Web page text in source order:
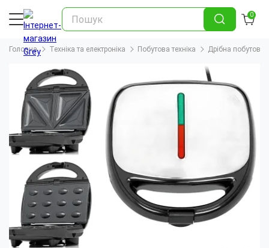
0
Головна Техніка та електроніка Побутова техніка Дрібна побутова